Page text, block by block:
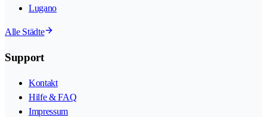
Lugano
Alle Städte
Support
Kontakt
Hilfe & FAQ
Impressum